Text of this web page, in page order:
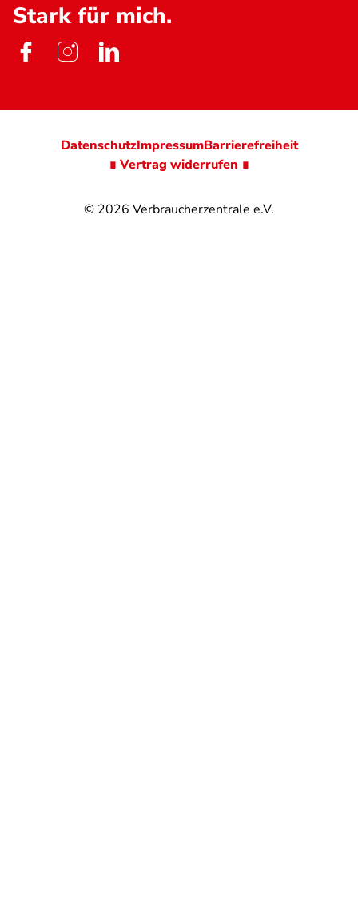
Stark für mich.
© 2026 Verbraucherzentrale e.V.
DatenschutzImpressumBarrierefreiheit
∎ Vertrag widerrufen ∎